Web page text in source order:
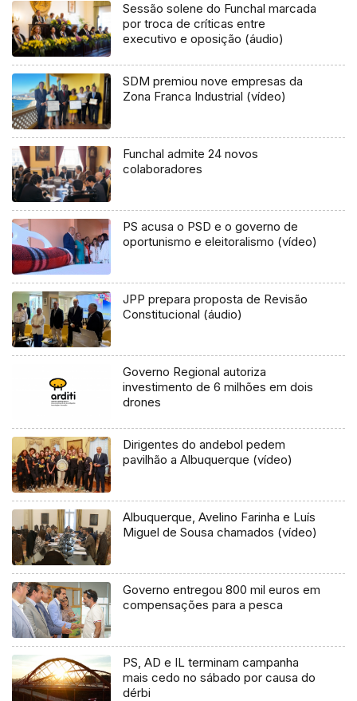
Sessão solene do Funchal marcada
por troca de críticas entre
executivo e oposição (áudio)
SDM premiou nove empresas da
Zona Franca Industrial (vídeo)
Funchal admite 24 novos
colaboradores
PS acusa o PSD e o governo de
oportunismo e eleitoralismo (vídeo)
JPP prepara proposta de Revisão
Constitucional (áudio)
Governo Regional autoriza
investimento de 6 milhões em dois
drones
Dirigentes do andebol pedem
pavilhão a Albuquerque (vídeo)
Albuquerque, Avelino Farinha e Luís
Miguel de Sousa chamados (vídeo)
Governo entregou 800 mil euros em
compensações para a pesca
PS, AD e IL terminam campanha
mais cedo no sábado por causa do
dérbi